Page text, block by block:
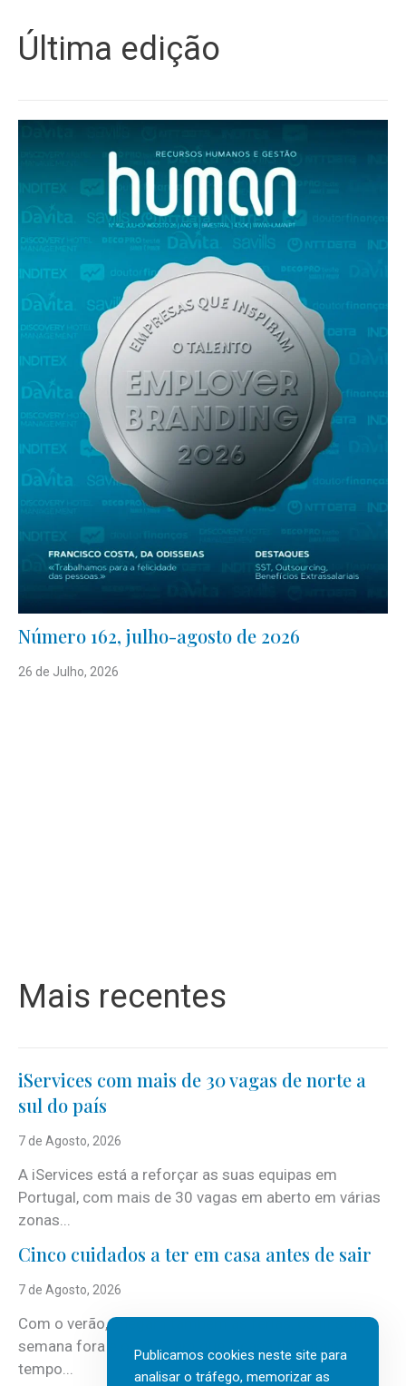
Última edição
Número 162, julho-agosto de 2026
26 de Julho, 2026
Mais recentes
iServices com mais de 30 vagas de norte a
sul do país
7 de Agosto, 2026
A iServices está a reforçar as suas equipas em
Portugal, com mais de 30 vagas em aberto em várias
zonas...
Cinco cuidados a ter em casa antes de sair
7 de Agosto, 2026
Com o verão, chegam também as férias, os fins-de-
semana fora e os dias em que a casa fica mais
tempo...
Publicamos cookies neste site para
analisar o tráfego, memorizar as